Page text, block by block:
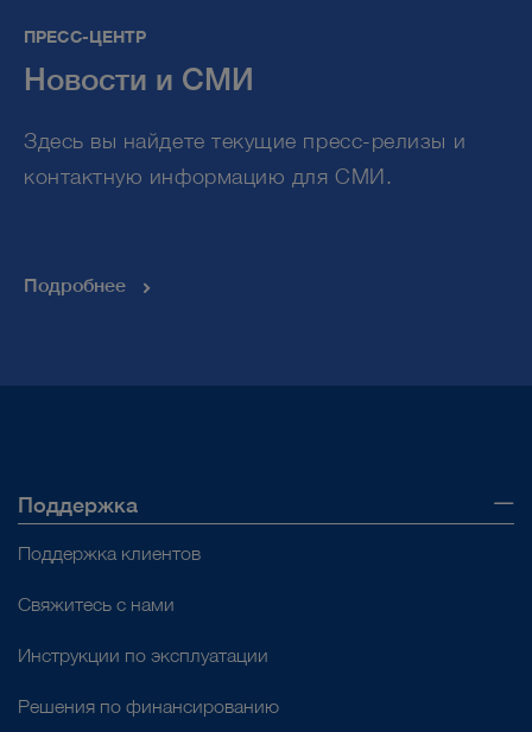
ПРЕСС-ЦЕНТР
Новости и СМИ
Здесь вы найдете текущие пресс-релизы и
контактную информацию для СМИ.
Подробнее
Поддержка
Поддержка клиентов
Свяжитесь с нами
Инструкции по эксплуатации
Решения по финансированию